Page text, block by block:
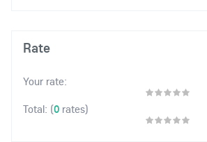
Rate
Your rate:
Total: (0 rates)